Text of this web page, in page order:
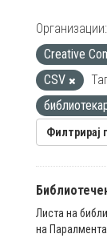
Организации:
Creative
CSV
Филтрирај
Листа на
на